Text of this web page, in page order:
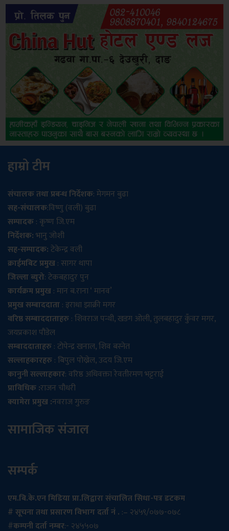
हाम्रो टीम
संचालक तथा प्रबन्ध निर्देशक: मेगमन बुढा
सह-संचालक:विष्णु (वली) बुढा
सम्पादक: कृष्ण जि.एम
निर्देशक:भानु जोशी
सह-सम्पादक:टेकेन्द्र वली
क्राईमबिट प्रमुख: सागर थापा
जिल्ला ब्युरो: टेकबहादुर पुन
कार्यक्रम प्रमुख: मान ब.राना ‘ मानव’
प्रमुख सम्बाददाता: इराधा झाक्री मगर
वरिष्ठ सम्बाददाताहरु: शिवराज पन्थी, खडग ओली, तुलबहादुर कुँवर मगर,
जयप्रकाश पौडेल
सम्बाददाताहरु: टोपेन्द्र खनाल, शिव बस्नेत
सल्लाहकारहरु: बिपुल पोख्रेल, उदय जि.एम
कानुनी सल्लाहकार: वरिष्ठ अधिवक्ता रेवतीरमण भट्टराई
प्राविधिक :राजन चौधरी
क्यामेरा प्रमुख :नवराज गुरुङ
सामाजिक संजाल
सम्पर्क
एम.बि.के.एन मिडिया प्रा.लिद्वारा संचालित सिधा-पत्र डटकम
# सूचना तथा प्रसारण विभाग दर्ता नं . :– २४५९/०७७-०७८
#कम्पनी दर्ता नम्बर:- २४५५०७